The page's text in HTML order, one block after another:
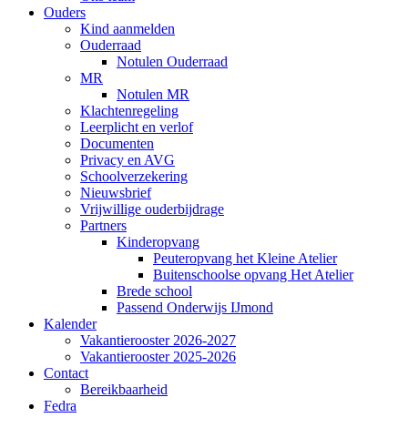
Ouders
Kind aanmelden
Ouderraad
Notulen Ouderraad
MR
Notulen MR
Klachtenregeling
Leerplicht en verlof
Documenten
Privacy en AVG
Schoolverzekering
Nieuwsbrief
Vrijwillige ouderbijdrage
Partners
Kinderopvang
Peuteropvang het Kleine Atelier
Buitenschoolse opvang Het Atelier
Brede school
Passend Onderwijs IJmond
Kalender
Vakantierooster 2026-2027
Vakantierooster 2025-2026
Contact
Bereikbaarheid
Fedra